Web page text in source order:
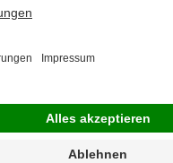
Filiale
mehr Angebote
Filiale" Ihre PLZ ein und sehen
Region.